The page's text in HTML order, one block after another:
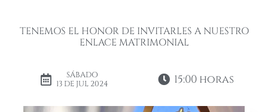
TENEMOS EL HONOR DE INVITARLES A NUESTRO
ENLACE MATRIMONIAL
SÁBADO
13 DE JUL 2024
15:00 horas